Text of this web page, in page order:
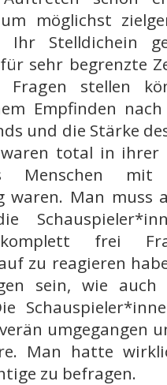
möglichst
Ihr Stelldichein
sehr begrenzte
stellen
Empfinden
und die Stärke
total in ihrer
Menschen
waren. Man muss
komplett frei
zu reagieren
sein, wie auch
umgegangen
Man hatte
zu befragen.